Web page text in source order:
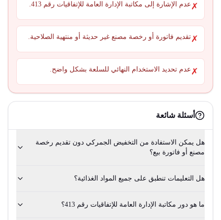
✗ عدم الإشارة إلى مكاتبة الإدارة العامة للإتفاقيات رقم 413.
✗تقديم فاتورة أو رخصة مصنع غير حديثة أو منتهية الصلاحية.
✗ عدم تحديد الاستخدام النهائي للسلعة بشكل واضح.
أسئلة شائعة
هل يمكن الاستفادة من التخفيض الجمركي دون تقديم رخصة
مصنع أو فاتورة بيع؟
هل التعليمات تنطبق على جميع المواد الغذائية؟
ما هو دور مكاتبة الإدارة العامة للإتفاقيات رقم 413؟